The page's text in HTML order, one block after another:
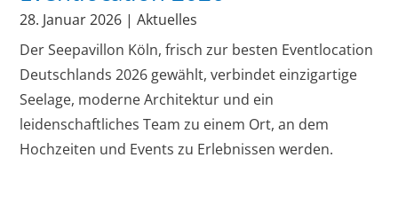
28. Januar 2026 |Aktuelles
Der Seepavillon Köln, frisch zur besten Eventlocation
Deutschlands 2026 gewählt, verbindet einzigartige
Seelage, moderne Architektur und ein
leidenschaftliches Team zu einem Ort, an dem
Hochzeiten und Events zu Erlebnissen werden.